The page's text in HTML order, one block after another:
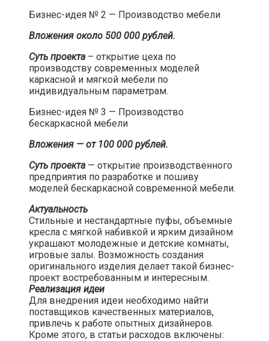
Бизнес-идея № 2 — Производство мебели​
Вложения около 500 000 рублей.
Суть проекта – открытие цеха по
производству современных моделей
каркасной и мягкой мебели по
индивидуальным параметрам.​
Бизнес-идея № 3 — Производство
бескаркасной мебели​
Вложения — от 100 000 рублей.
Суть проекта — открытие производственного
предприятия по разработке и пошиву
моделей бескаркасной современной мебели.​
Актуальность
Стильные и нестандартные пуфы, объемные
кресла с мягкой набивкой и ярким дизайном
украшают молодежные и детские комнаты,
игровые залы. Возможность создания
оригинального изделия делает такой бизнес-
проект востребованным и интересным.
Реализация идеи
Для внедрения идеи необходимо найти
поставщиков качественных материалов,
привлечь к работе опытных дизайнеров.
Кроме этого, в статьи расходов включены: